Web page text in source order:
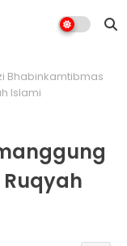
Bhabinkamtibmas
Islami